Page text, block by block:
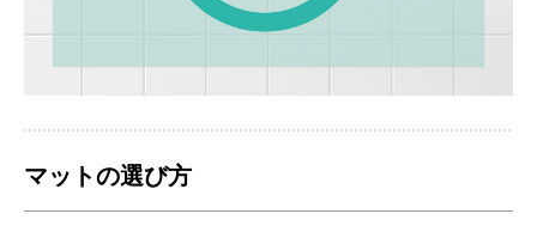
マットの選び方